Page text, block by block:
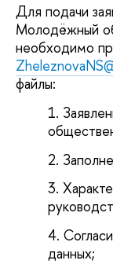
Для подачи
Молодёжный
необходимо
файлы:
данных;